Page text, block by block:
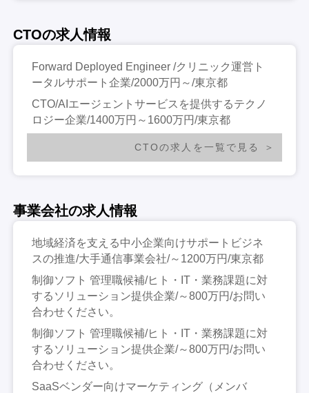
CTOの求人情報
Forward Deployed Engineer /クリニック運営ト
ータルサポート企業/2000万円～/東京都
CTO/AIエージェントサービスを提供するテクノ
ロジー企業/1400万円～1600万円/東京都
CTOの求人を一覧で見る
事業会社の求人情報
地域経済を支える中小企業向けサポートビジネ
スの推進/大手通信事業会社/～1200万円/東京都
制御ソフト 管理職候補/ヒト・IT・業務課題に対
するソリューション提供企業/～800万円/お問い
合わせください。
制御ソフト 管理職候補/ヒト・IT・業務課題に対
するソリューション提供企業/～800万円/お問い
合わせください。
SaaSベンダー向けマーケティング（メンバ